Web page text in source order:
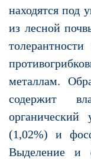
находятся под
из лесной
металлам.
содержит
(1,02%) и
Выделение и